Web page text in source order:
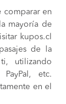
comparar en
mayoría de
kupos.cl
de la
utilizando
etc.
en el